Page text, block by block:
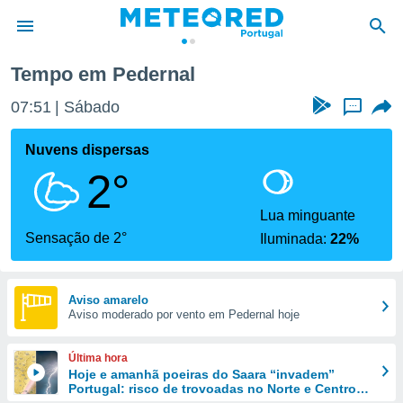
da
foi
fornecidas
a este
das
forma
digital
Tempo em Pedernal
07:51 Sábado ...
Nuvens dispersas
2°
Sensação de 2°
Lua minguante
Iluminada:22%
Aviso amarelo
Aviso moderado por vento em Pedernal hoje
Última hora
Hoje e amanhã poeiras do Saara “invadem”
Portugal: risco de trovoadas no Norte e Centro